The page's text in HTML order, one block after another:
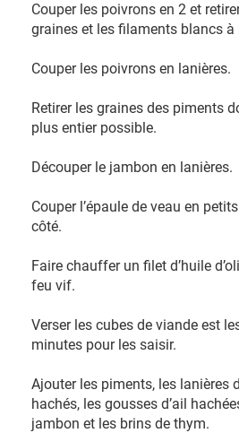
Couper les poivrons en 2 et
graines et les filaments blancs à
Couper les poivrons en lanières.
Retirer les graines des piments
plus entier possible.
Découper le jambon en lanières.
Couper l’épaule de veau en
côté.
Faire chauffer un filet d’huile
feu vif.
Verser les cubes de viande est
minutes pour les saisir.
Ajouter les piments, les lanières
hachés, les gousses d’ail
jambon et les brins de thym.